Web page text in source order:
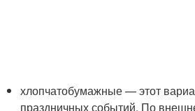
хлопчатобумажные — этот
праздничных событий. По